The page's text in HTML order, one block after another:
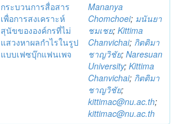
กระบวนการสื่อสาร
เพื่อการสงเคราะห์
สุนัขขององค์กรที่ไม่
แสวงหาผลกำไรในรูป
แบบเฟซบุ๊กแฟนเพจ
Mananya
Chomchoei; มนันยา
ชมเชย; Kittima
Chanvichai; กิตติมา
ชาญวิชัย; Naresuan
University; Kittima
Chanvichai; กิตติมา
ชาญวิชัย;
kittimac@nu.ac.th;
kittimac@nu.ac.th